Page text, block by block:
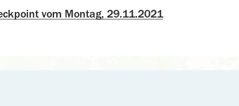
vom Montag, 29.11.2021